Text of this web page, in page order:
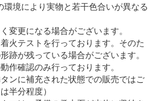
境により実物と若干色合いが異なる
変更になる場合がございます。
火テストを行っております。そのた
跡が残っている場合がございます。
作確認のみ行っております。
ンに補充された状態での販売ではご
半分程度）